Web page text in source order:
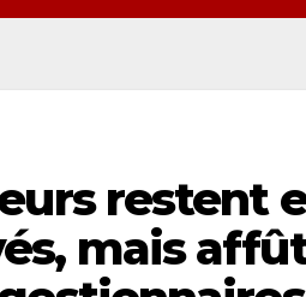
restent
mais